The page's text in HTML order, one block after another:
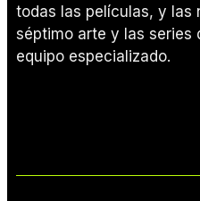
todas las películas, y las
séptimo arte y las series
equipo especializado.